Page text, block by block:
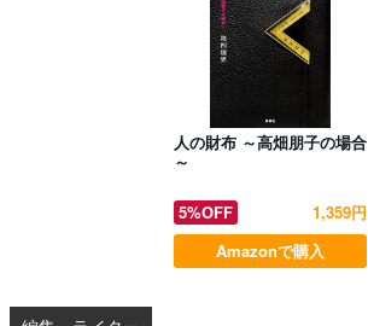
人の財布 ～高畑朋子の場合
～
5%OFF
1,359円
Amazonで購入